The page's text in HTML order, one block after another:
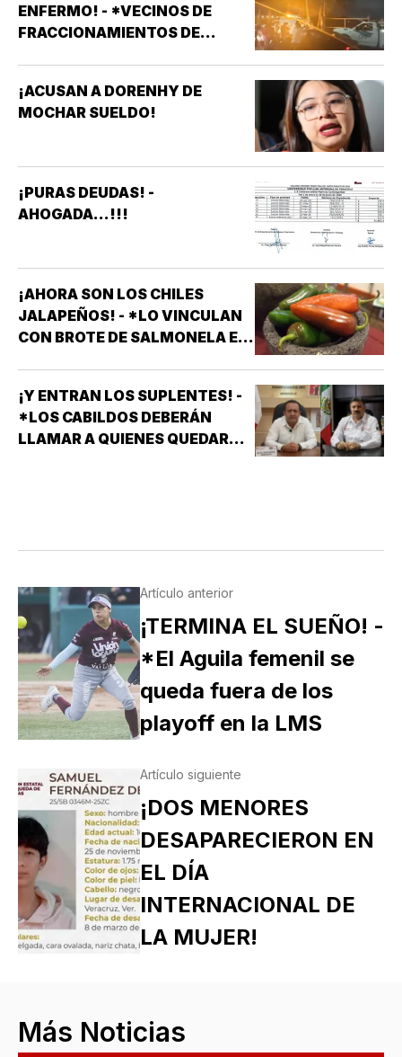
ENFERMO! - *VECINOS DE
FRACCIONAMIENTOS DE
AFECTAN ELEVADORES,
TRATAMIENTOS MÉDICOS Y
¡ACUSAN A DORENHY DE
MOCHAR SUELDO!
¡PURAS DEUDAS! -
AHOGADA...!!!
¡AHORA SON LOS CHILES
JALAPEÑOS! - *LO VINCULAN
CON BROTE DE SALMONELA EN
¡Y ENTRAN LOS SUPLENTES! -
*LOS CABILDOS DEBERÁN
LLAMAR A QUIENES QUEDARON
Artículo anterior
¡TERMINA EL SUEÑO! -
*El Aguila femenil se
queda fuera de los
playoff en la LMS
Artículo siguiente
¡DOS MENORES
DESAPARECIERON EN
EL DÍA
INTERNACIONAL DE
LA MUJER!
Más Noticias